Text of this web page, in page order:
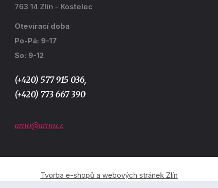
763 14 Zlín - Kostelec
Otevírací doba
Po-Pá: 9-17
So: 9-12
(+420) 577 915 036,
(+420) 773 667 390
arno@arno.cz
Tvorba e-shopů a webových stránek Zlín